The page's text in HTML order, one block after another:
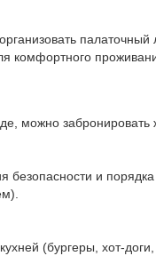
комфортного
можно забронировать
безопасности и
(бургеры, хот-